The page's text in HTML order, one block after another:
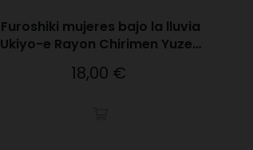
Furoshiki mujeres bajo la lluvia
Ukiyo-e Rayon Chirimen Yuzen
Precio
18,00 €